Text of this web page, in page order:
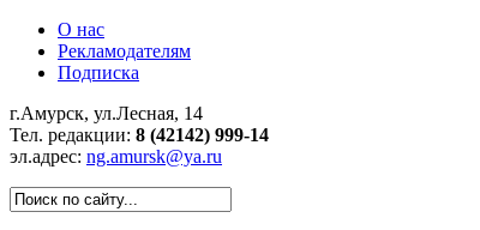
О нас
Рекламодателям
Подписка
г.Амурск, ул.Лесная, 14
Тел. редакции: 8 (42142) 999-14
эл.адрес: ng.amursk@ya.ru